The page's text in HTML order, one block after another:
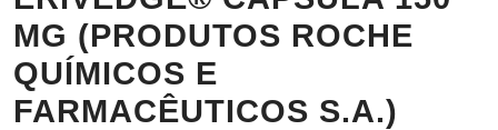
MG (PRODUTOS ROCHE
QUÍMICOS E
FARMACÊUTICOS S.A.)